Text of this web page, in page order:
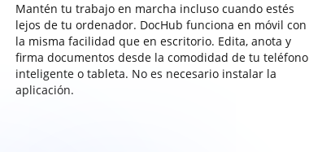
Mantén tu trabajo en marcha incluso cuando estés
lejos de tu ordenador. DocHub funciona en móvil con
la misma facilidad que en escritorio. Edita, anota y
firma documentos desde la comodidad de tu teléfono
inteligente o tableta. No es necesario instalar la
aplicación.